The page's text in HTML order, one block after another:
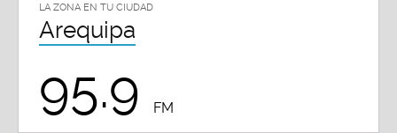
LA ZONA EN TU CIUDAD
Arequipa
95.9 FM